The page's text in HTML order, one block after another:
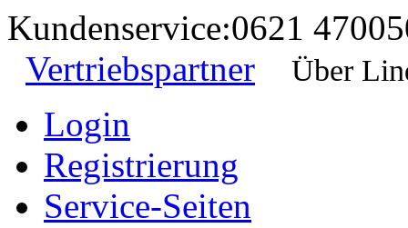
Kundenservice:0621
Vertriebspartner
Über
Login
Registrierung
Service-Seiten